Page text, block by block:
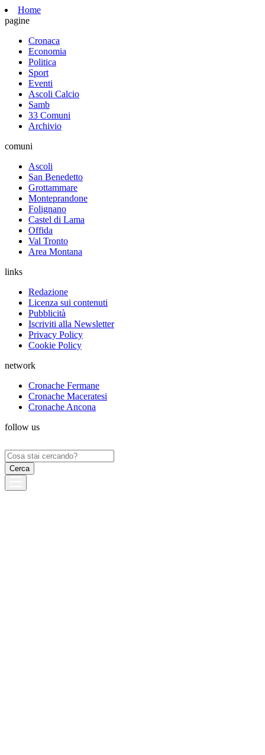
Home
pagine
Cronaca
Economia
Politica
Sport
Eventi
Ascoli Calcio
Samb
33 Comuni
Archivio
comuni
Ascoli
San Benedetto
Grottammare
Monteprandone
Folignano
Castel di Lama
Offida
Val Tronto
Area Montana
links
Redazione
Licenza sui contenuti
Pubblicità
Iscriviti alla Newsletter
Privacy Policy
Cookie Policy
network
Cronache Fermane
Cronache Maceratesi
Cronache Ancona
follow us
Ricerca
per: